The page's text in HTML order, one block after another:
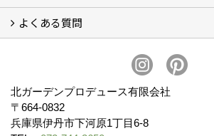
無料相談会
よくある質問
アフターサービス・アフターメンテナン
北ガーデンプロデュース有限会社
〒664-0832
兵庫県伊丹市下河原1丁目6-8